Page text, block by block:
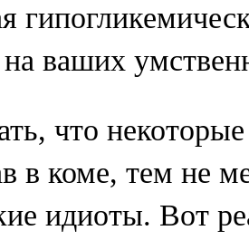
на ваших
что
в коме, тем не
идиоты. Вот